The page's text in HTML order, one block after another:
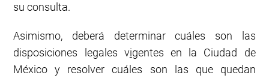
su consulta.
Asimismo, deberá determinar cuáles son las
disposiciones legales vigentes en la Ciudad de
México y resolver cuáles son las que quedan